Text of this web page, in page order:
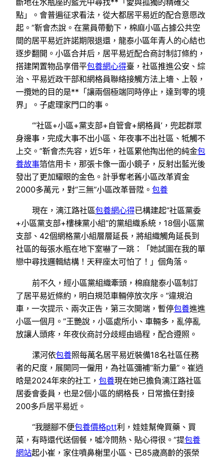
點」。會普遍征求看法，從大都居平易近的配合意愿改
起。”靳會杰說。在黨員帶動下，棉麻小區占據公共空
間的居平易近許諾期限退還，龍泰小區年青人的心結也
逐步翻開。小區合并后，居平易近配合商討制訂條約，
搭建閑置物品享借平包養網心得臺，社區推進公安、綜
治、平易近政干部和網格員聯絡接觸方法上墻、上彀，
一攬她的目的是**「讓兩個極端同時停止，達到零的境
界」。子處理家門口的事。
“‘社區+小區+黨支部+自管會+網格員’，兜起群眾
身邊事，完成大事不出小區、年夜事不出社區、牴觸不
上交。”靳會杰先容，近5年，社區累他掏出他的純金包
養故事箔信用卡，那張卡像一面小鏡子，反射出藍光後
發出了更加耀眼的金色。計爭奪老舊小區改革資金
2000多萬元，對“三無”小區改革晉陞。 包養
現在，漓江路社區包養網心得已構建起“社區黨委
+小區黨支部+樓棟黨小組”的黨組織系統，18個小區黨
支部、42個網格黨小組層層延長，將組織觸角延長到
社區的每張水瓶在地下室嚇了一跳：「她試圖在我的單
戀中尋找邏輯結構！天秤座太可怕了！」個角落。
前不久，經小區黨組織牽頭，棉麻龍泰小區制訂
了居平易近條約，明白規范車輛停放次序。“違規泊
車，一次提示、兩次正告，第三次開端，暫停包養進進
小區一個月。”王艷說，小區處所小、車輛多，亂停亂
放讓人頭疼，年夜伙商討分歧經由過程，配合遵照。
漯河依包養照每萬名居平易近裝備18名社區任務
者的尺度，展開同一僱用，為社區彌補“新力量”。崔逍
晗是2024年來的社工， 包養現在她已擔負漓江路社區
居委會委員，也是2個小區的網格長，日常擔任對接
200多戶居平易近。
“我腿腳不便包養價格ptt利，娃娃幫俺買藥、買
菜，有時還代送個餐，噓冷問熱、貼心得很。”提包養
網站起小崔，家住噴鼻榭里小區、已85歲高齡的張榮